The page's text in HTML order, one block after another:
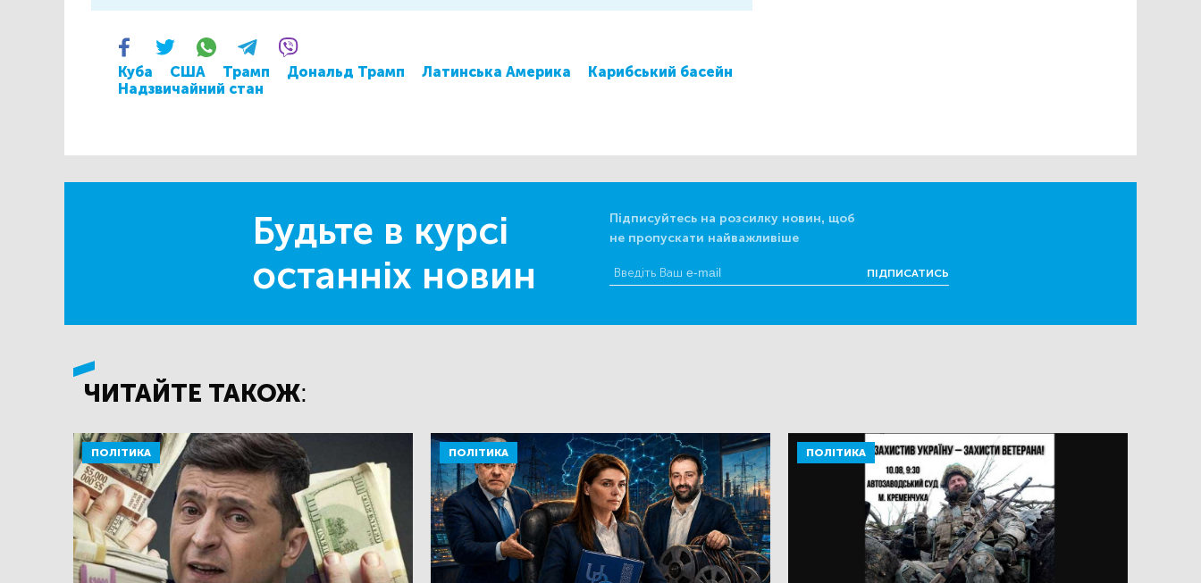
Куба США Трамп Дональд Трамп Латинська Америка
Карибський басейн
Надзвичайний стан
Будьте в курсі
останніх новин
Підписуйтесь на розсилку новин, щоб
не пропускати найважливіше
ПІДПИСАТИСЬ
ЧИТАЙТЕ ТАКОЖ:
ПОЛІТИКА ПОЛІТИКА ПОЛІТИКА